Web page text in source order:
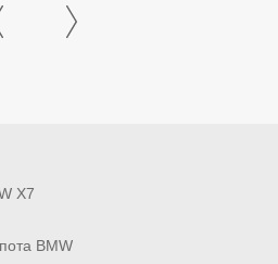
X7
BMW